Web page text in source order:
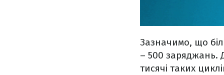
Зазначимо, що
– 500 заряджань.
тисячі таких